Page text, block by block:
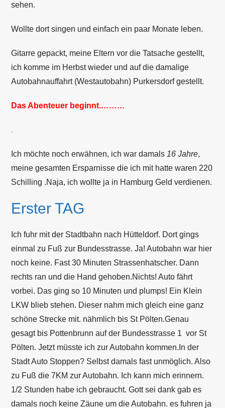
sehen.
Wollte dort singen und einfach ein paar Monate leben.
Gitarre gepackt, meine Eltern vor die Tatsache gestellt,
ich komme im Herbst wieder und auf die damalige
Autobahnauffahrt (Westautobahn) Purkersdorf gestellt.
Das Abenteuer beginnt.………
.
Ich möchte noch erwähnen, ich war damals16 Jahre,
meine gesamten Ersparnisse die ich mit hatte waren 220
Schilling .Naja, ich wollte ja in Hamburg Geld verdienen.
Erster TAG
Ich fuhr mit der Stadtbahn nach Hütteldorf. Dort gings
einmal zu Fuß zur Bundesstrasse. Ja! Autobahn war hier
noch keine. Fast 30 Minuten Strassenhatscher. Dann
rechts ran und die Hand gehoben.Nichts! Auto fährt
vorbei. Das ging so 10 Minuten und plumps! Ein Klein
LKW blieb stehen. Dieser nahm mich gleich eine ganz
schöne Strecke mit. nähmlich bis St Pölten.Genau
gesagt bis Pottenbrunn auf der Bundesstrasse 1 vor St
Pölten. Jetzt müsste ich zur Autobahn kommen.In der
Stadt Auto Stoppen? Selbst damals fast unmöglich. Also
zu Fuß die 7KM zur Autobahn. Ich kann mich erinnern.
1/2 Stunden habe ich gebraucht. Gott sei dank gab es
damals noch keine Zäune um die Autobahn. es fuhren ja